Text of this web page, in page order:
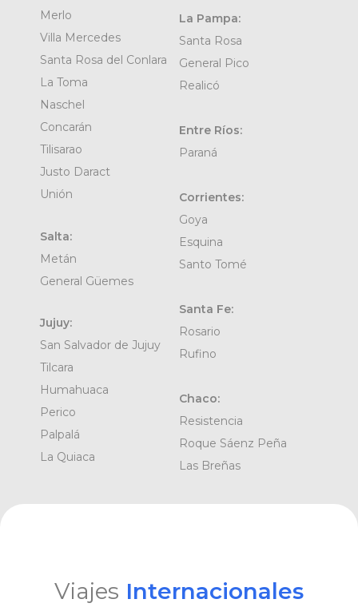
Merlo
Villa Mercedes
Santa Rosa del Conlara
La Toma
Naschel
Concarán
Tilisarao
Justo Daract
Unión
Salta:
Metán
General Güemes
Jujuy:
San Salvador de Jujuy
Tilcara
Humahuaca
Perico
Palpalá
La Quiaca
La Pampa:
Santa Rosa
General Pico
Realicó
Entre Ríos:
Paraná
Corrientes:
Goya
Esquina
Santo Tomé
Santa Fe:
Rosario
Rufino
Chaco:
Resistencia
Roque Sáenz Peña
Las Breñas
Viajes Internacionales